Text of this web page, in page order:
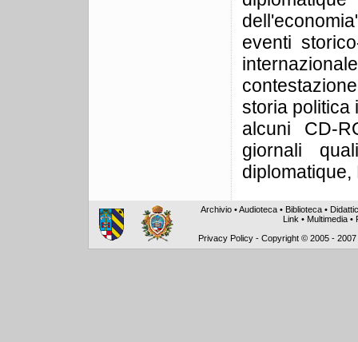
eventi
storia politica
alcuni CD-
giornali
diplomatique,
Archivio •Audioteca • Biblioteca •
Link • Multimedia •
Privacy Policy -Copyright © 2005 -